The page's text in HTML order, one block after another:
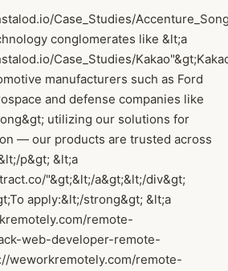
Case_Studies/
conglomerates like &lt;a
Case_Studies/
manufacturers such as Ford
and defense companies like
utilizing our solutions for
— our products are trusted across
p&gt; &lt;a
"&gt;&lt;/a&gt;&lt;/div&gt;
apply:&lt;/strong&gt; &lt;a
remote-
web-developer-remote-
weworkremotely.com/remote-